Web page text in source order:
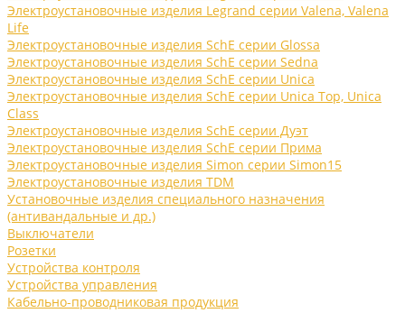
Электроустановочные изделия Legrand серии Valena, Valena
Life
Электроустановочные изделия SchE серии Glossa
Электроустановочные изделия SchE серии Sedna
Электроустановочные изделия SchE серии Unica
Электроустановочные изделия SchE серии Unica Top, Unica
Class
Электроустановочные изделия SchE серии Дуэт
Электроустановочные изделия SchE серии Прима
Электроустановочные изделия Simon серии Simon15
Электроустановочные изделия TDM
Установочные изделия специального назначения
(антивандальные и др.)
Выключатели
Розетки
Устройства контроля
Устройства управления
Кабельно-проводниковая продукция